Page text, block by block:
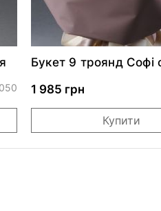
Букет 9 троянд Софі
1 985 грн
Купити